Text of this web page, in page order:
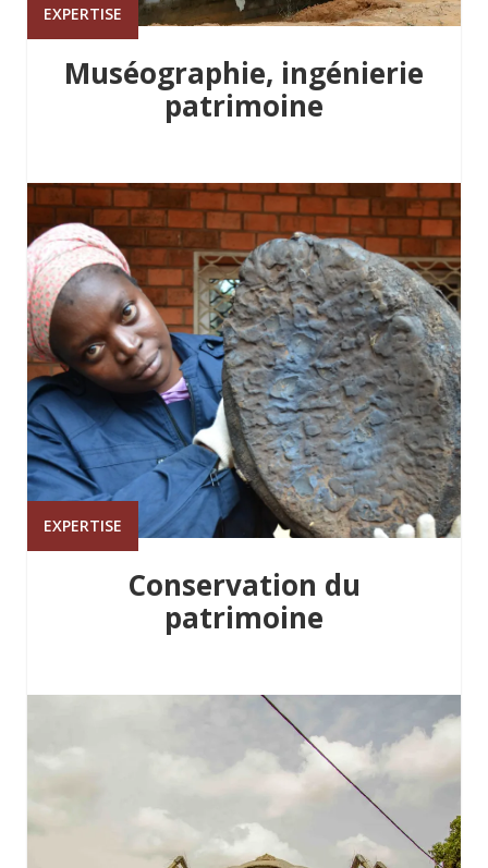
EXPERTISE
Muséographie, ingénierie
patrimoine
EXPERTISE
Conservation du
patrimoine